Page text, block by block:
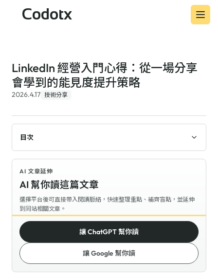
Codotx
LinkedIn 經營入門心得：從一場分享
會學到的能見度提升策略
2026.4.17 技術分享
目次
AI 文章延伸
AI 幫你讀這篇文章
選擇平台後可直接帶入閱讀脈絡，快速整理重點、補齊盲點，並延伸
到同站相關文章。
讓 ChatGPT 幫你讀
讓 Google 幫你讀